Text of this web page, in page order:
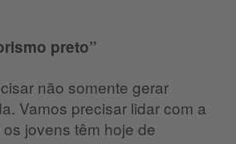
preto”
não somente gerar
Vamos precisar lidar com a
jovens têm hoje de